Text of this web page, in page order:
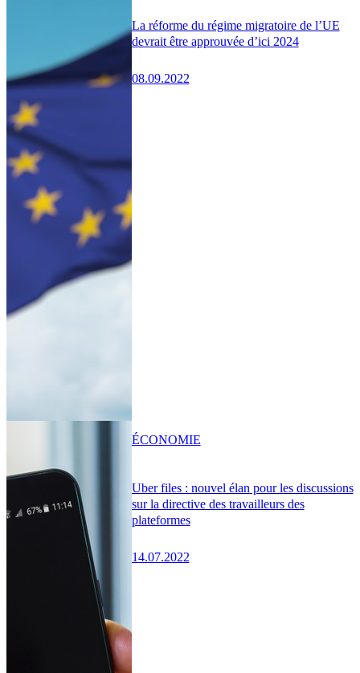
La réforme du régime migratoire de l’UE
devrait être approuvée d’ici 2024
08.09.2022
Uber files : nouvel élan pour les discussions
sur la directive des travailleurs des
plateformes
14.07.2022
ÉCONOMIE